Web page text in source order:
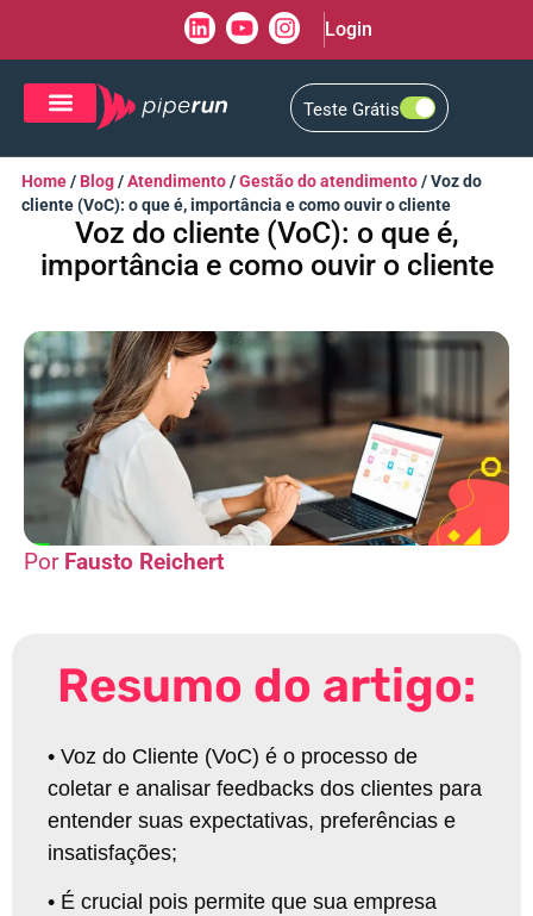
Login
Teste Grátis
Home/ Blog/Atendimento/Gestão do atendimento/Voz do
cliente (VoC): o que é, importância e como ouvir o cliente
Voz do cliente (VoC): o que é,
importância e como ouvir o cliente
Fausto Reichert
Resumo do artigo:
• Voz do Cliente (VoC) é o processo de
coletar e analisar feedbacks dos clientes para
entender suas expectativas, preferências e
insatisfações;
• É crucial pois permite que sua empresa